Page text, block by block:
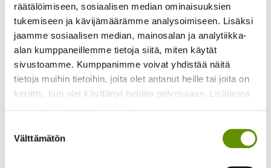
räätälöimiseen, sosiaalisen median ominaisuuksien
tukemiseen ja kävijämäärämme analysoimiseen. Lisäksi
jaamme sosiaalisen median, mainosalan ja analytiikka-
alan kumppaneillemme tietoja siitä, miten käytät
sivustoamme. Kumppanimme voivat yhdistää näitä
tietoja muihin tietoihin, joita olet antanut heille tai joita on
kerätty, kun olet käyttänyt heidän palvelujaan. Lisätietoa
käyttämistämme evästeistä
valinta
Välttämätön
16,50 €
19,00 €
Tarhapapu ’Red Swan’